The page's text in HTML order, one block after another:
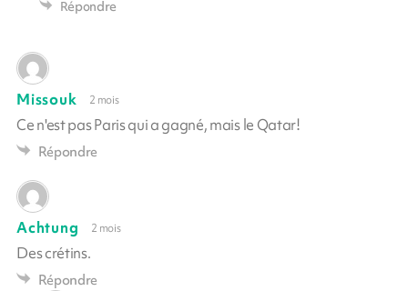
Répondre
Missouk 2 mois
Ce n'est pas Paris qui a gagné, mais le Qatar!
Répondre
Achtung 2 mois
Des crétins.
Répondre